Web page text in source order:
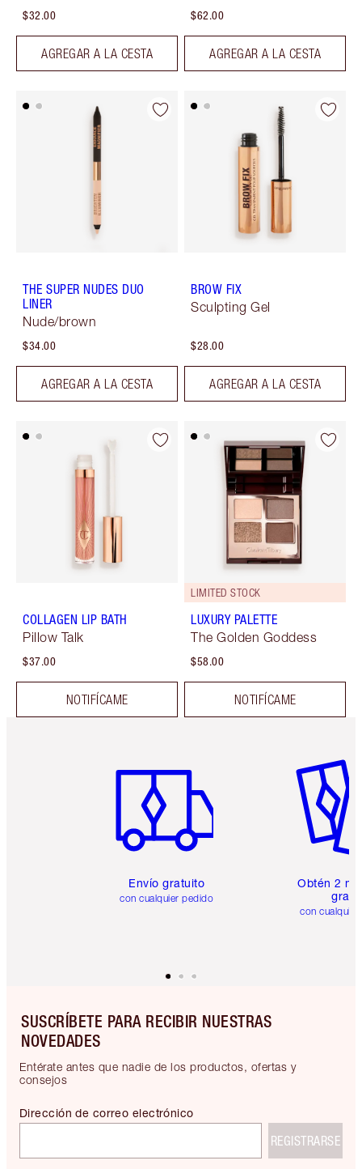
$32.00
AGREGAR A LA CESTA
$62.00
AGREGAR A LA CESTA
THE SUPER NUDES DUO
LINER
Nude/brown
$34.00
AGREGAR A LA CESTA
BROW FIX
Sculpting Gel
$28.00
AGREGAR A LA CESTA
COLLAGEN LIP BATH
Pillow Talk
$37.00
NOTIFÍCAME
LIMITED STOCK
LUXURY PALETTE
The Golden Goddess
$58.00
NOTIFÍCAME
Envío gratuito
con cualquier pedido
Obtén 2
gratis
con
SUSCRÍBETE PARA RECIBIR NUESTRAS
NOVEDADES
Entérate antes que nadie de los productos, ofertas y
consejos
Dirección de correo electrónico
REGISTRARSE